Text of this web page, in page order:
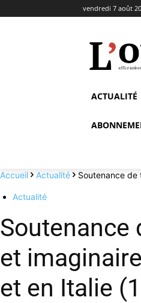
vendredi 7 août
ACTUALITÉ
Accueil Actualité Soutenance de
Actualité
Soutenance
et
et en Italie